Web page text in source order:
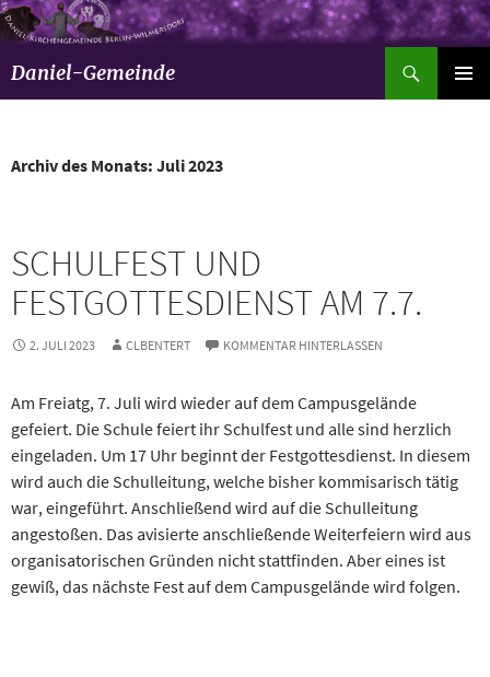
Daniel-Gemeinde
Archiv des Monats: Juli 2023
SCHULFEST UND
FESTGOTTESDIENST AM 7.7.
2. JULI 2023 CLBENTERT KOMMENTAR HINTERLASSEN
Am Freiatg, 7. Juli wird wieder auf dem Campusgelände
gefeiert. Die Schule feiert ihr Schulfest und alle sind herzlich
eingeladen. Um 17 Uhr beginnt der Festgottesdienst. In diesem
wird auch die Schulleitung, welche bisher kommisarisch tätig
war, eingeführt. Anschließend wird auf die Schulleitung
angestoßen. Das avisierte anschließende Weiterfeiern wird aus
organisatorischen Gründen nicht stattfinden. Aber eines ist
gewiß, das nächste Fest auf dem Campusgelände wird folgen.